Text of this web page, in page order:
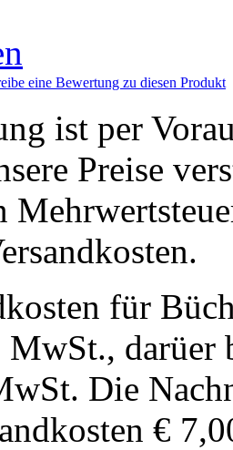
eine Bewertung zu diesen Produkt
ist per
Preise
für
darüer
Die
€